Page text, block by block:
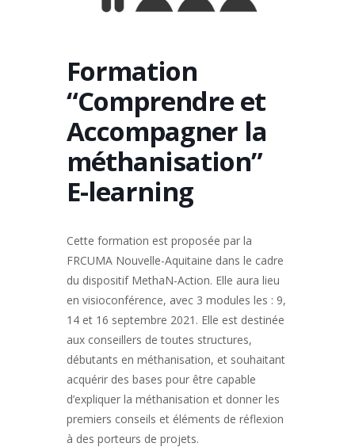
Formation
“Comprendre et
Accompagner la
méthanisation”
E-learning
Cette formation est proposée par la
FRCUMA Nouvelle-Aquitaine dans le cadre
du dispositif MethaN-Action. Elle aura lieu
en visioconférence, avec 3 modules les : 9,
14 et 16 septembre 2021. Elle est destinée
aux conseillers de toutes structures,
débutants en méthanisation, et souhaitant
acquérir des bases pour être capable
d’expliquer la méthanisation et donner les
premiers conseils et éléments de réflexion
à des porteurs de projets.